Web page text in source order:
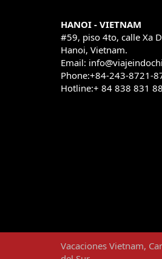
HANOI - VIETNAM
#59, piso 4to, calle Xa
Hanoi, Vietnam.
Email:
Phone:+84-243-8721-
Hotline:+ 84 838 831
Vacaciones Vietnam,